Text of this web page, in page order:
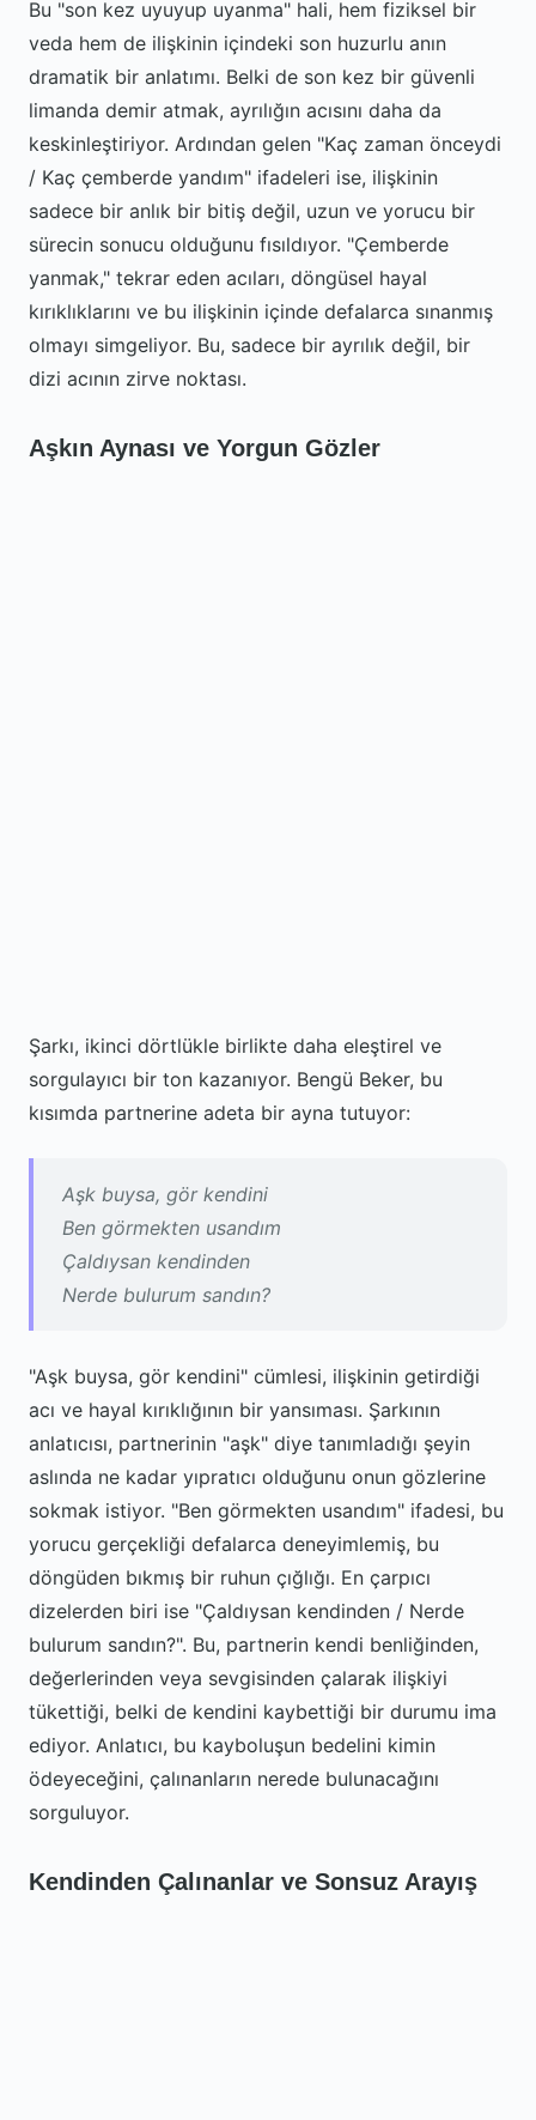
Bu "son kez uyuyup uyanma" hali, hem fiziksel bir
veda hem de ilişkinin içindeki son huzurlu anın
dramatik bir anlatımı. Belki de son kez bir güvenli
limanda demir atmak, ayrılığın acısını daha da
keskinleştiriyor. Ardından gelen "Kaç zaman önceydi
/ Kaç çemberde yandım" ifadeleri ise, ilişkinin
sadece bir anlık bir bitiş değil, uzun ve yorucu bir
sürecin sonucu olduğunu fısıldıyor. "Çemberde
yanmak," tekrar eden acıları, döngüsel hayal
kırıklıklarını ve bu ilişkinin içinde defalarca sınanmış
olmayı simgeliyor. Bu, sadece bir ayrılık değil, bir
dizi acının zirve noktası.
Aşkın Aynası ve Yorgun Gözler
Şarkı, ikinci dörtlükle birlikte daha eleştirel ve
sorgulayıcı bir ton kazanıyor. Bengü Beker, bu
kısımda partnerine adeta bir ayna tutuyor:
Aşk buysa, gör kendini
Ben görmekten usandım
Çaldıysan kendinden
Nerde bulurum sandın?
"Aşk buysa, gör kendini" cümlesi, ilişkinin getirdiği
acı ve hayal kırıklığının bir yansıması. Şarkının
anlatıcısı, partnerinin "aşk" diye tanımladığı şeyin
aslında ne kadar yıpratıcı olduğunu onun gözlerine
sokmak istiyor. "Ben görmekten usandım" ifadesi, bu
yorucu gerçekliği defalarca deneyimlemiş, bu
döngüden bıkmış bir ruhun çığlığı. En çarpıcı
dizelerden biri ise "Çaldıysan kendinden / Nerde
bulurum sandın?". Bu, partnerin kendi benliğinden,
değerlerinden veya sevgisinden çalarak ilişkiyi
tükettiği, belki de kendini kaybettiği bir durumu ima
ediyor. Anlatıcı, bu kayboluşun bedelini kimin
ödeyeceğini, çalınanların nerede bulunacağını
sorguluyor.
Kendinden Çalınanlar ve Sonsuz Arayış